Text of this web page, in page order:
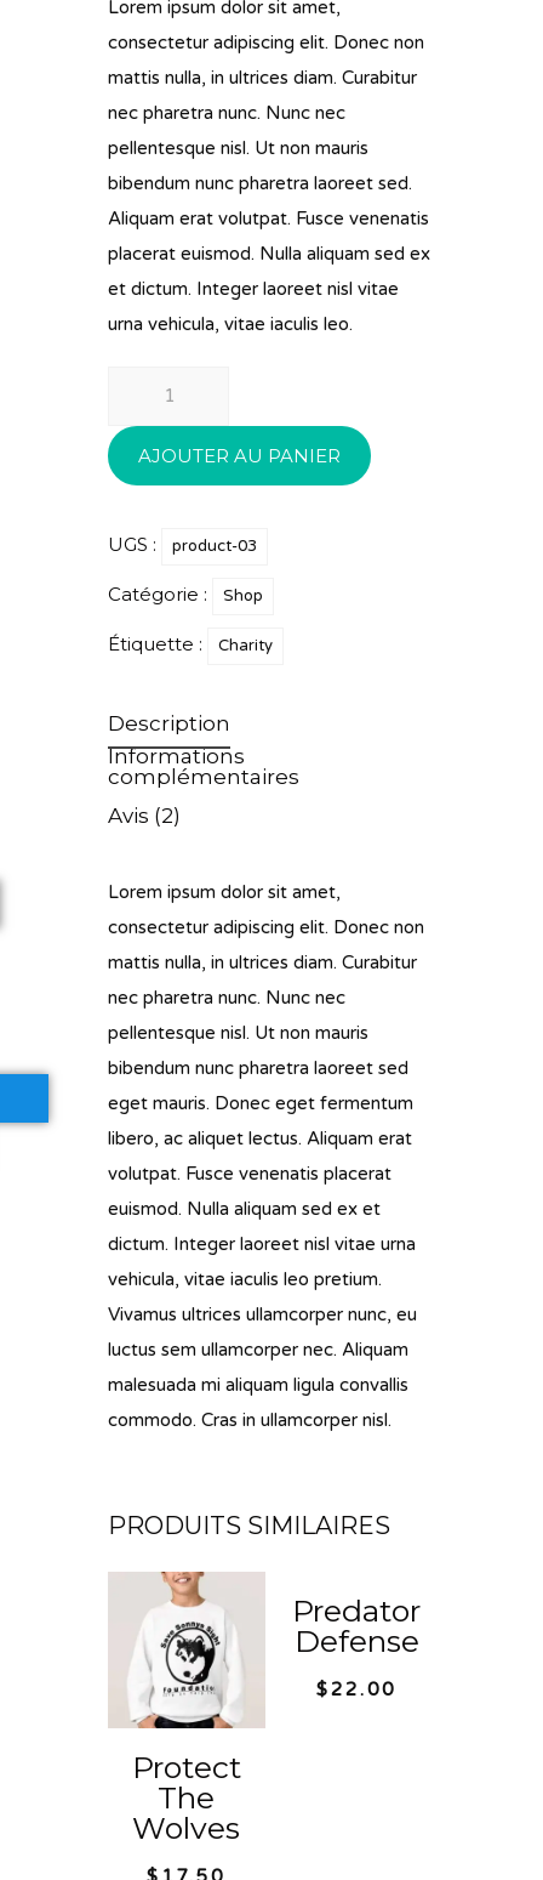
Lorem ipsum dolor sit amet,
consectetur adipiscing elit. Donec non
mattis nulla, in ultrices diam. Curabitur
nec pharetra nunc. Nunc nec
pellentesque nisl. Ut non mauris
bibendum nunc pharetra laoreet sed.
Aliquam erat volutpat. Fusce venenatis
placerat euismod. Nulla aliquam sed ex
et dictum. Integer laoreet nisl vitae
urna vehicula, vitae iaculis leo.
Child
Protection
AJOUTER AU PANIER
UGS : product-03
Catégorie : Shop
Étiquette : Charity
Description
Informations
complémentaires
Avis (2)
Lorem ipsum dolor sit amet,
consectetur adipiscing elit. Donec non
mattis nulla, in ultrices diam. Curabitur
nec pharetra nunc. Nunc nec
pellentesque nisl. Ut non mauris
bibendum nunc pharetra laoreet sed
eget mauris. Donec eget fermentum
libero, ac aliquet lectus. Aliquam erat
volutpat. Fusce venenatis placerat
euismod. Nulla aliquam sed ex et
dictum. Integer laoreet nisl vitae urna
vehicula, vitae iaculis leo pretium.
Vivamus ultrices ullamcorper nunc, eu
luctus sem ullamcorper nec. Aliquam
malesuada mi aliquam ligula convallis
commodo. Cras in ullamcorper nisl.
PRODUITS SIMILAIRES
Protect
The
Wolves
Predator
Defense
$22.00